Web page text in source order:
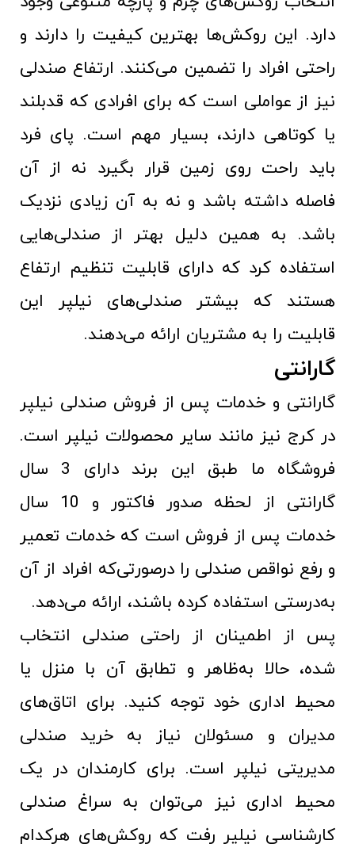
دارد. این روکش‌ها بهترین کیفیت را دارند و
راحتی افراد را تضمین می‌کنند. ارتفاع صندلی
نیز از عواملی است که برای افرادی که قدبلند
یا کوتاهی دارند، بسیار مهم است. پای فرد
باید راحت روی زمین قرار بگیرد نه از آن
فاصله داشته باشد و نه به آن زیادی نزدیک
باشد. به همین دلیل بهتر از صندلی‌هایی
استفاده کرد که دارای قابلیت تنظیم ارتفاع
هستند که بیشتر صندلی‌های نیلپر این
قابلیت را به مشتریان ارائه می‌دهند.
گارانتی
گارانتی و خدمات پس از فروش صندلی نیلپر
در کرج نیز مانند سایر محصولات نیلپر است.
فروشگاه ما طبق این برند دارای 3 سال
گارانتی از لحظه صدور فاکتور و 10 سال
خدمات پس از فروش است که خدمات تعمیر
و رفع نواقص صندلی را درصورتی‌که افراد از آن
به‌درستی استفاده کرده باشند، ارائه می‌دهد.
پس از اطمینان از راحتی صندلی انتخاب
شده، حالا به‌ظاهر و تطابق آن با منزل یا
محیط اداری خود توجه کنید. برای اتاق‌های
مدیران و مسئولان نیاز به خرید صندلی
مدیریتی نیلپر است. برای کارمندان در یک
محیط اداری نیز می‌توان به سراغ صندلی
کارشناسی نیلپر رفت که روکش‌های هرکدام